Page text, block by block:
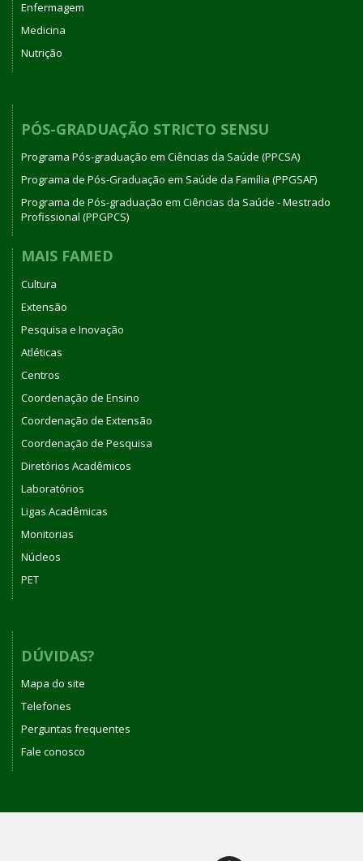
Enfermagem
Medicina
Nutrição
PÓS-GRADUAÇÃO STRICTO SENSU
Programa Pós-graduação em Ciências da Saúde (PPCSA)
Programa de Pós-Graduação em Saúde da Família (PPGSAF)
Programa de Pós-graduação em Ciências da Saúde - Mestrado
Profissional (PPGPCS)
MAIS FAMED
Cultura
Extensão
Pesquisa e Inovação
Atléticas
Centros
Coordenação de Ensino
Coordenação de Extensão
Coordenação de Pesquisa
Diretórios Acadêmicos
Laboratórios
Ligas Acadêmicas
Monitorias
Núcleos
PET
DÚVIDAS?
Mapa do site
Telefones
Perguntas frequentes
Fale conosco